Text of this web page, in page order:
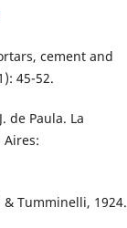
cement and
45-52.
de Paula. La
Tumminelli, 1924.